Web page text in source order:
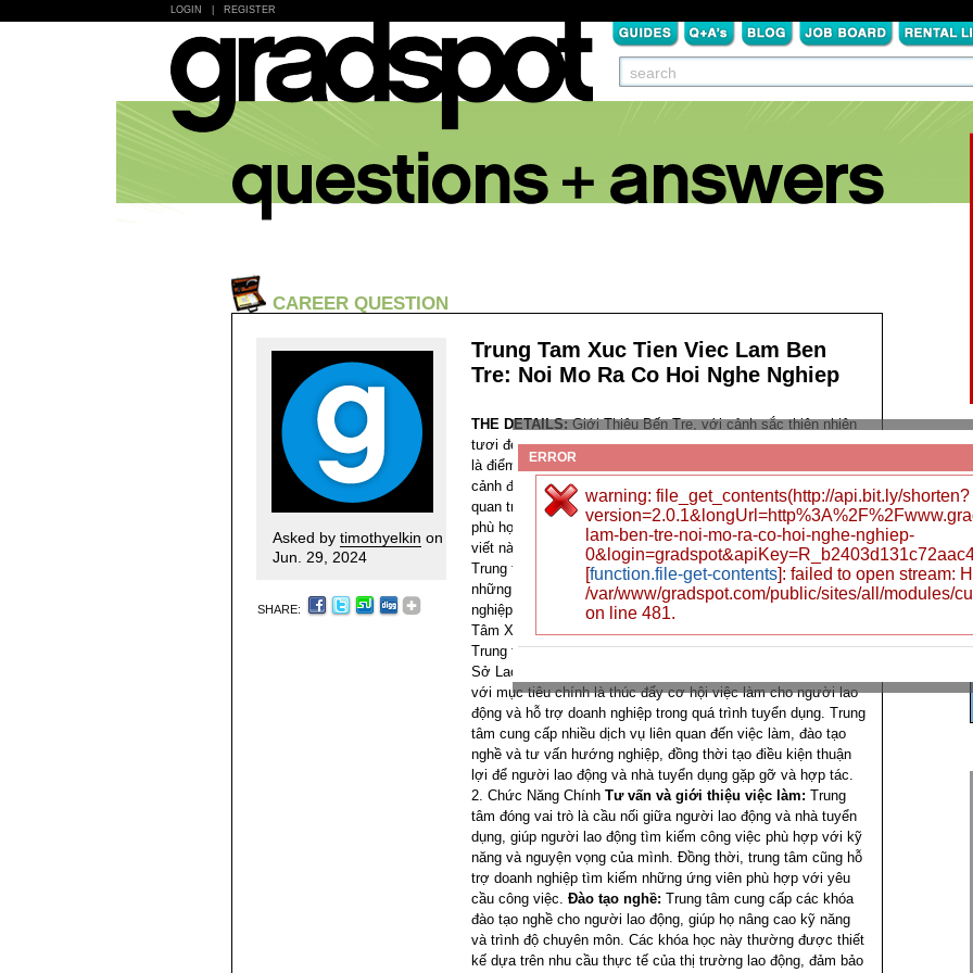
LOGIN REGISTER
CAREER QUESTION
Asked by timothyelkin on
Jun. 29, 2024
SHARE:
Trung Tam Xuc Tien Viec Lam Ben
Tre: Noi Mo Ra Co Hoi Nghe Nghiep
THE DETAILS:Giới Thiệu Bến Tre, với cảnh sắc thiên nhiên
tươi đẹp và tiềm năng phát triển kinh tế đa dạng, đã và đang
là điểm đến lý tưởng cho nhiều người lao động. Trong bối
cảnh đó, Trung tâm Xúc tiến Việc làm Bến Tre đóng vai trò
quan trọng, không chỉ giúp người lao động tìm kiếm công việc
phù hợp mà còn hỗ trợ doanh nghiệp tuyển dụng hiệu quả. Bài
viết này sẽ đi sâu vào vai trò, chức năng và các dịch vụ mà
Trung tâm Xúc tiếnViệc làm 24h Bến Trecung cấp, cùng
những lợi ích thiết thực mà cả người lao động và doanh
nghiệp có thể nhận được. Vai Trò và Chức Năng của Trung
Tâm Xúc Tiến Việc Làm Bến Tre 1. Giới Thiệu Trung Tâm
Trung tâm Xúc tiến Việc làm Bến Tre là một đơn vị trực thuộc
Sở Lao động - Thương binh và Xã hội tỉnh Bến Tre, hoạt động
với mục tiêu chính là thúc đẩy cơ hội việc làm cho người lao
động và hỗ trợ doanh nghiệp trong quá trình tuyển dụng. Trung
tâm cung cấp nhiều dịch vụ liên quan đến việc làm, đào tạo
nghề và tư vấn hướng nghiệp, đồng thời tạo điều kiện thuận
lợi để người lao động và nhà tuyển dụng gặp gỡ và hợp tác.
2. Chức Năng Chính Tư vấn và giới thiệu việc làm: Trung
tâm đóng vai trò là cầu nối giữa người lao động và nhà tuyển
dụng, giúp người lao động tìm kiếm công việc phù hợp với kỹ
năng và nguyện vọng của mình. Đồng thời, trung tâm cũng hỗ
trợ doanh nghiệp tìm kiếm những ứng viên phù hợp với yêu
cầu công việc. Đào tạo nghề: Trung tâm cung cấp các khóa
đào tạo nghề cho người lao động, giúp họ nâng cao kỹ năng
và trình độ chuyên môn. Các khóa học này thường được thiết
kế dựa trên nhu cầu thực tế của thị trường lao động, đảm bảo
ERROR
warning: file_get_contents(http://api.bit.ly/shorten?
lam-ben-tre-noi-mo-ra-co-hoi-nghe-nghiep-
[function.file-get-contents]: failed to open stream:
/var/www/gradspot.com/public/sites/all/modules/
on line 481.